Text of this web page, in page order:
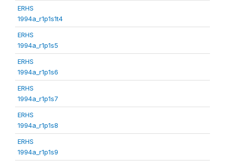
ERHS
1994a_r1p1s1t4
ERHS
1994a_r1p1s5
ERHS
1994a_r1p1s6
ERHS
1994a_r1p1s7
ERHS
1994a_r1p1s8
ERHS
1994a_r1p1s9